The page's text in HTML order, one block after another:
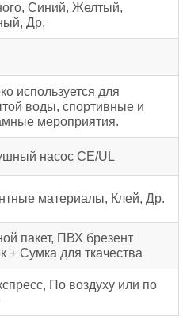
Синий, Желтый,
Др,
используется для
воды, спортивные и
мероприятия.
насос CE/UL
материалы, Клей, Др.
пакет, ПВХ брезент
+ Сумка для ткачества
По воздуху или по